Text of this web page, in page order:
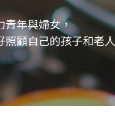
青年與婦女，
照顧自己的孩子和老人